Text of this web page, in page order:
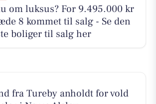
om luksus? For 9.495.000 kr
8 kommet til salg - Se den
boliger til salg her
fra Tureby anholdt for vold